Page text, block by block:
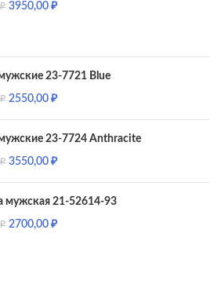
₽ 3950,00₽
23-7721 Blue
₽ 2550,00₽
23-7724 Anthracite
₽ 3550,00₽
мужская 21-52614-93
₽ 2700,00₽